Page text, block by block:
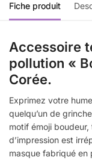
Fiche produit
Accessoire
pollution «
Corée.
Exprimez votre
quelqu’un de
motif émoji
d’impression est
masque fabriqué en